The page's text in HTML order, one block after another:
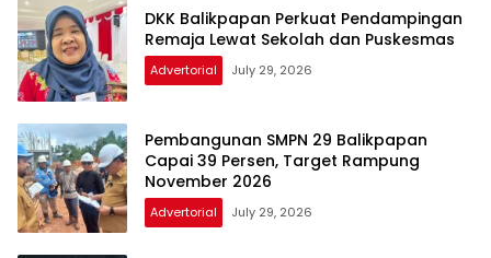
DKK Balikpapan Perkuat Pendampingan
Remaja Lewat Sekolah dan Puskesmas
Advertorial July 29, 2026
Pembangunan SMPN 29 Balikpapan
Capai 39 Persen, Target Rampung
November 2026
Advertorial July 29, 2026